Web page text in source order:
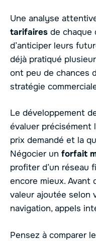
Une analyse
tarifaires de chaque
d’anticiper leurs
déjà pratiqué
ont peu de chances
stratégie
Le développement
évaluer précisément
prix demandé et la
Négocier un forfait
profiter d’un réseau
encore mieux. Avant
valeur ajoutée selon
navigation, appels
Pensez à comparer